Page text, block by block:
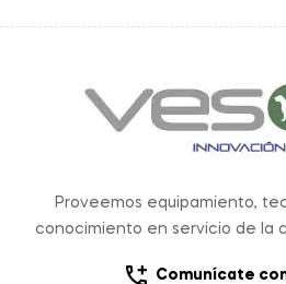
Proveemos equipamiento,
conocimiento en servicio de la
Comunícate